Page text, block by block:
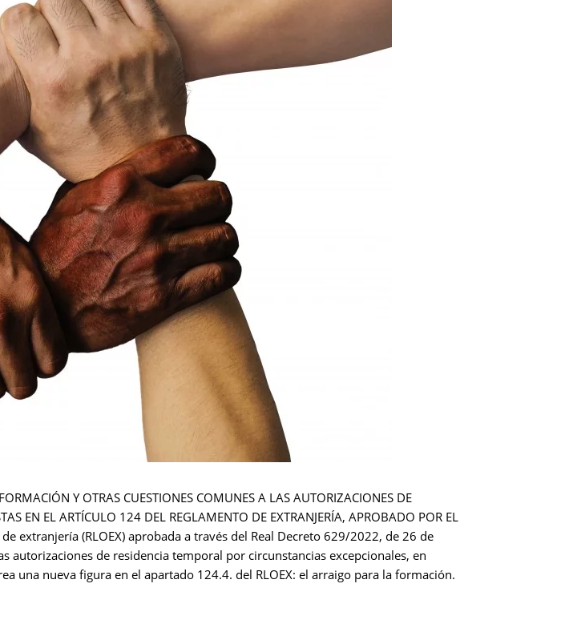
Y OTRAS CUESTIONES COMUNES A LAS AUTORIZACIONES DE
EN EL ARTÍCULO 124 DEL REGLAMENTO DE EXTRANJERÍA, APROBADO POR EL
extranjería (RLOEX) aprobada a través del Real Decreto 629/2022, de 26 de
autorizaciones de residencia temporal por circunstancias excepcionales, en
una nueva figura en el apartado 124.4. del RLOEX: el arraigo para la formación.